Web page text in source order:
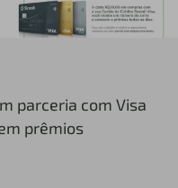
parceria com Visa
prêmios